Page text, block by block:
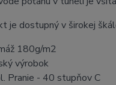
je dostupný v širokej
180g/m2
výrobok
Pranie - 40 stupňov C